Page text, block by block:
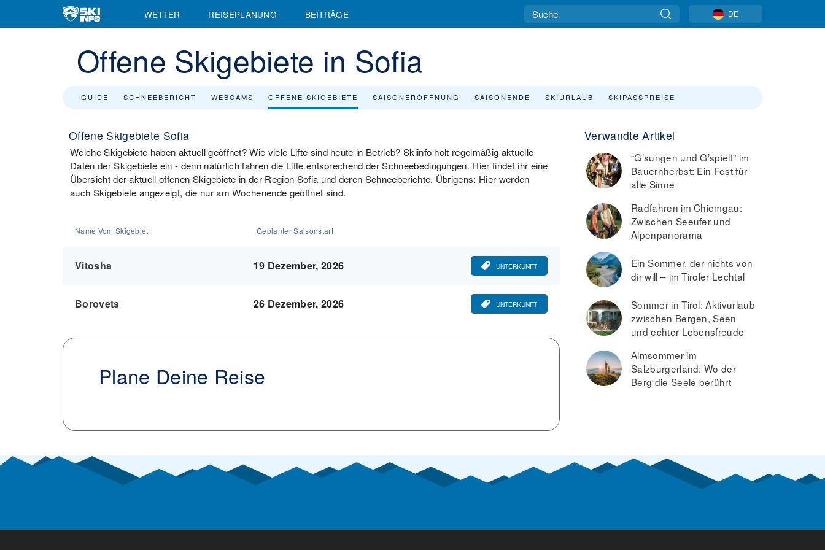
WETTER REISEPLANUNG BEITRÄGE DE
Offene Skigebiete in Sofia
GUIDE SCHNEEBERICHT WEBCAMS OFFENE SKIGEBIETE SAISONERÖFFNUNG SAISONENDE SKIURLAUB SKIPASSPREISE
Offene Skigebiete Sofia
Welche Skigebiete haben aktuell geöffnet? Wie viele Lifte sind heute in Betrieb? Skiinfo holt regelmäßig aktuelle
Daten der Skigebiete ein - denn natürlich fahren die Lifte entsprechend der Schneebedingungen. Hier findet ihr eine
Übersicht der aktuell offenen Skigebiete in der Region Sofia und deren Schneeberichte. Übrigens: Hier werden
auch Skigebiete angezeigt, die nur am Wochenende geöffnet sind.
Name Vom Skigebiet Geplanter Saisonstart
Vitosha 19 Dezember, 2026 UNTERKUNFT
Borovets 26 Dezember, 2026 UNTERKUNFT
Plane Deine Reise
Verwandte Artikel
“G’sungen und G’spielt” im
Bauernherbst: Ein Fest für
alle Sinne
Radfahren im Chiemgau:
Zwischen Seeufer und
Alpenpanorama
Ein Sommer, der nichts von
dir will – im Tiroler Lechtal
Sommer in Tirol: Aktivurlaub
zwischen Bergen, Seen
und echter Lebensfreude
Almsommer im
Salzburgerland: Wo der
Berg die Seele berührt